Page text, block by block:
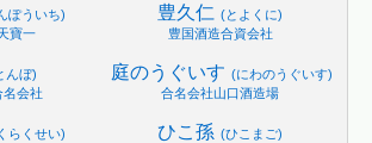
ぽういち)
寶一
豊久仁 (とよくに)
豊国酒造合資会社
んぼ)
名会社
庭のうぐいす (にわのうぐいす)
合名会社山口酒造場
らくせい)
ひこ孫 (ひこまご)